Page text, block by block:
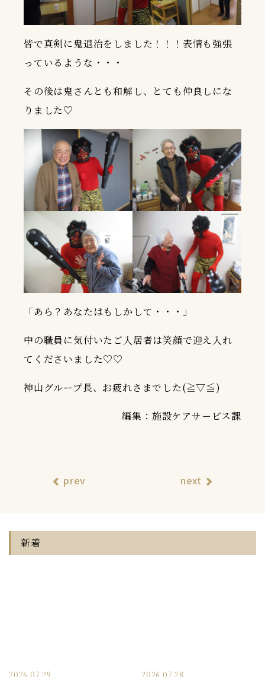
皆で真剣に鬼退治をしました！！！表情も強張
っているような・・・
その後は鬼さんとも和解し、とても仲良しにな
りました♡
「あら？あなたはもしかして・・・」
中の職員に気付いたご入居者は笑顔で迎え入れ
てくださいました♡♡
神山グループ長、お疲れさまでした(≧▽≦)
編集：施設ケアサービス課
prev next
新着
2026.07.29 2026.07.28